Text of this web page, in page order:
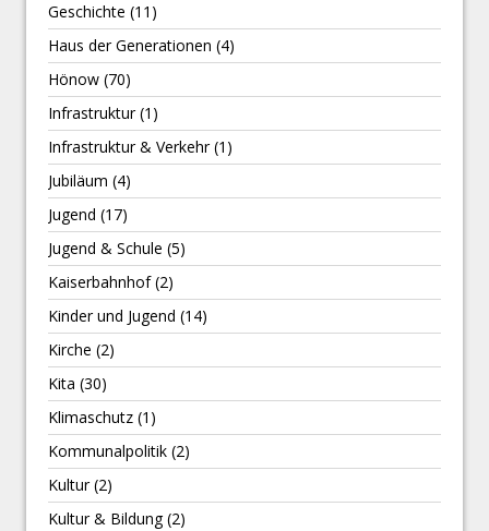
Geschichte (11)
Haus der Generationen (4)
Hönow (70)
Infrastruktur(1)
Infrastruktur & Verkehr(1)
Jubiläum (4)
Jugend (17)
Jugend & Schule (5)
Kaiserbahnhof(2)
Kinder und Jugend (14)
Kirche (2)
Kita (30)
Klimaschutz (1)
Kommunalpolitik (2)
Kultur(2)
Kultur & Bildung(2)